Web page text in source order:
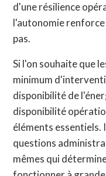
d'une résilience
l'autonomie renforce
pas.
Si l'on souhaite que
minimum
disponibilité de
disponibilité
éléments essentiels.
questions
mêmes qui